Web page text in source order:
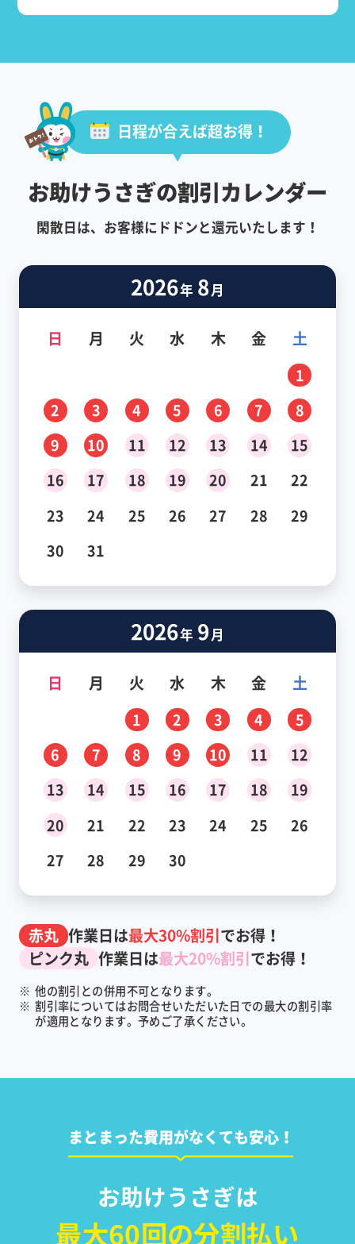
日程が合えば超お得！
お助けうさぎの割引カレンダー
閑散日は、お客様にドドンと還元いたします！
2026年 8月
日 月 火 水 木 金 土
1
2
3 4 5 6 7
8
9
10 11 12 13 14
15
16
17 18 19 20 21
22
23
24 25 26 27 28
29
30
31
2026年 9月
日 月 火 水 木 金 土
1 2 3 4
5
6
7 8 9 10 11
12
13
14 15 16 17 18
19
20
21 22 23 24 25
26
27
28 29 30
赤丸 作業日は最大30%割引でお得！
ピンク丸 作業日は最大20%割引でお得！
※ 他の割引との併用不可となります。
※ 割引率についてはお問合せいただいた日での最大の割引率
が適用となります。予めご了承ください。
まとまった費用がなくても安心！
お助けうさぎは
最大60回の分割払い